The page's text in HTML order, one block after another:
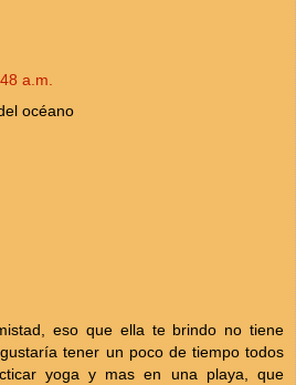
a.m.
océano
eso que ella te brindo no tiene
tener un poco de tiempo todos
yoga y mas en una playa, que